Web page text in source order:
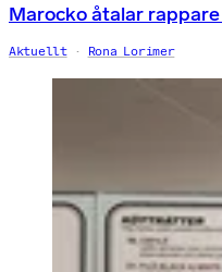
Marocko åtalar
Aktuellt Rona Lorimer